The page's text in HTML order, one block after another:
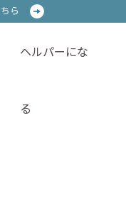
ら
料金 ご活用事例
ら
ヘルパーにな
る